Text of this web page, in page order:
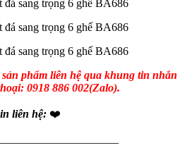
phẩm liên hệ qua khung tin nhắn
0918 886 002(Zalo).
liên hệ: ❤️